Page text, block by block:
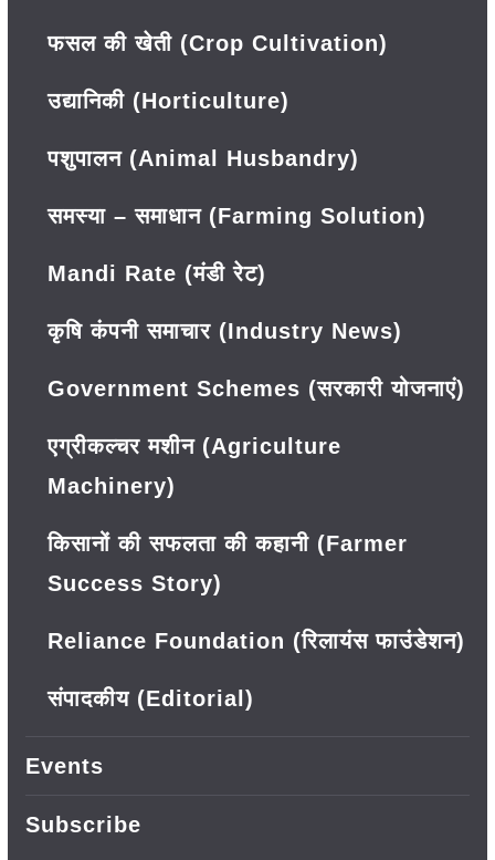
फसल की खेती (Crop Cultivation)
उद्यानिकी (Horticulture)
पशुपालन (Animal Husbandry)
समस्या – समाधान (Farming Solution)
Mandi Rate (मंडी रेट)
कृषि कंपनी समाचार (Industry News)
Government Schemes (सरकारी योजनाएं)
एग्रीकल्चर मशीन (Agriculture
Machinery)
किसानों की सफलता की कहानी (Farmer
Success Story)
Reliance Foundation (रिलायंस फाउंडेशन)
संपादकीय (Editorial)
Events
Subscribe